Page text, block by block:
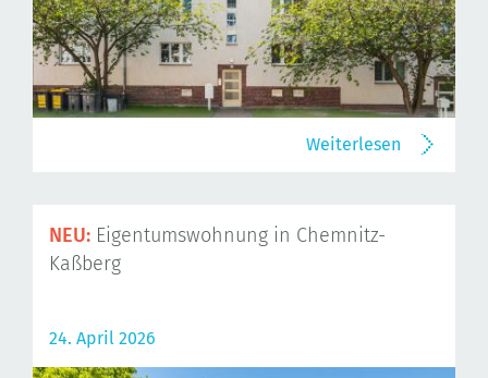
Weiterlesen
NEU: Eigentumswohnung in Chemnitz-
Kaßberg
24. April 2026